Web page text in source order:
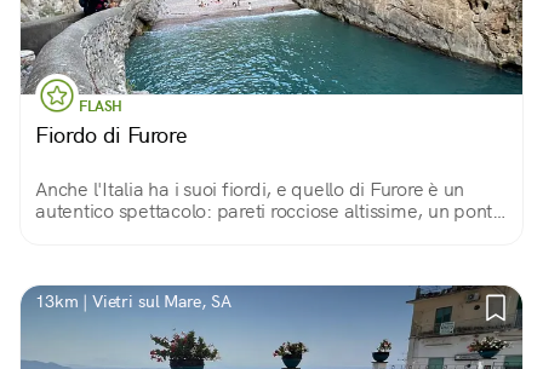
FLASH
Fiordo di Furore
Anche l'Italia ha i suoi fiordi, e quello di Furore è un
autentico spettacolo: pareti rocciose altissime, un ponte
13km | Vietri sul Mare, SA